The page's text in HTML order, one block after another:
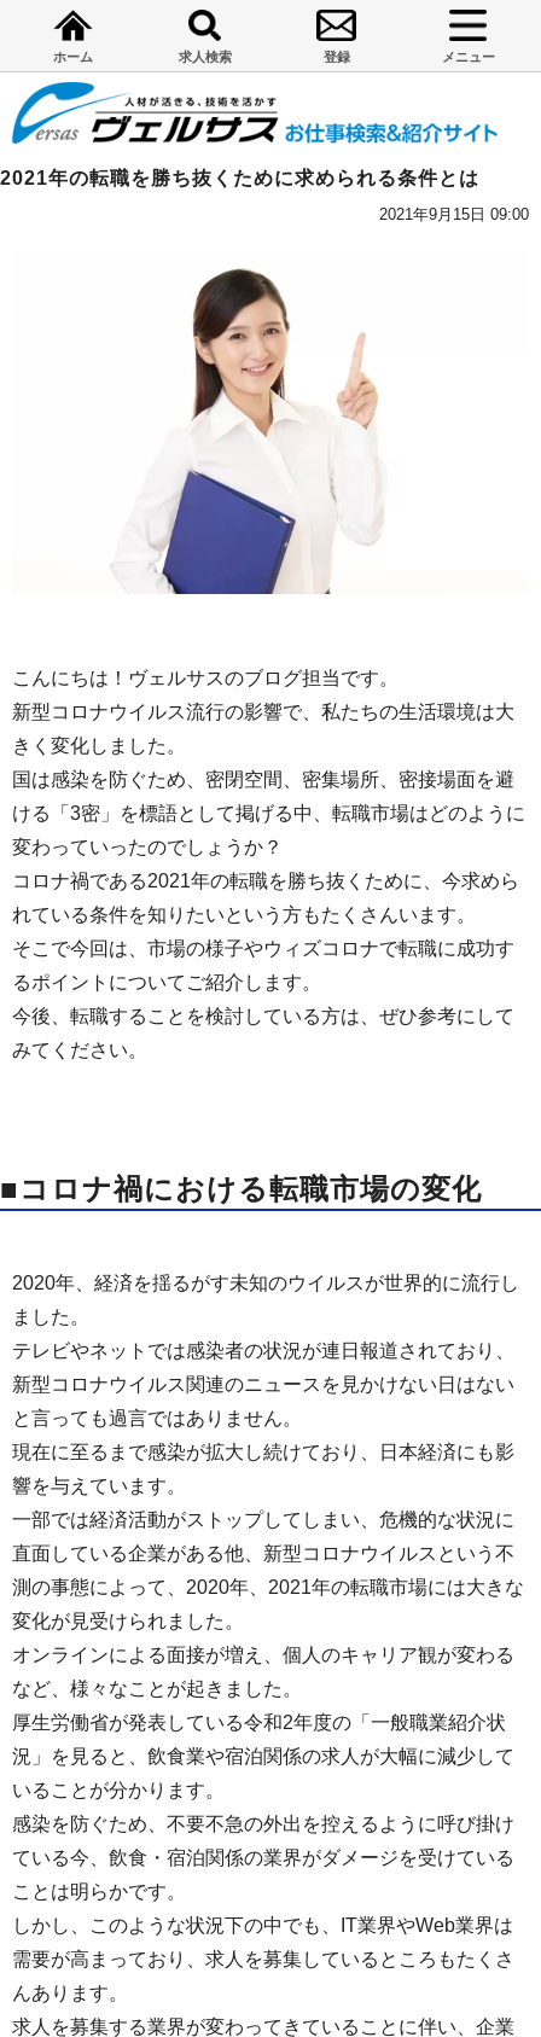
ホーム 求人検索 登録 メニュー
2021年の転職を勝ち抜くために求められる条件とは
2021年9月15日 09:00
こんにちは！ヴェルサスのブログ担当です。
新型コロナウイルス流行の影響で、私たちの生活環境は大
きく変化しました。
国は感染を防ぐため、密閉空間、密集場所、密接場面を避
ける「3密」を標語として掲げる中、転職市場はどのように
変わっていったのでしょうか？
コロナ禍である2021年の転職を勝ち抜くために、今求めら
れている条件を知りたいという方もたくさんいます。
そこで今回は、市場の様子やウィズコロナで転職に成功す
るポイントについてご紹介します。
今後、転職することを検討している方は、ぜひ参考にして
みてください。
■コロナ禍における転職市場の変化
2020年、経済を揺るがす未知のウイルスが世界的に流行し
ました。
テレビやネットでは感染者の状況が連日報道されており、
新型コロナウイルス関連のニュースを見かけない日はない
と言っても過言ではありません。
現在に至るまで感染が拡大し続けており、日本経済にも影
響を与えています。
一部では経済活動がストップしてしまい、危機的な状況に
直面している企業がある他、新型コロナウイルスという不
測の事態によって、2020年、2021年の転職市場には大きな
変化が見受けられました。
オンラインによる面接が増え、個人のキャリア観が変わる
など、様々なことが起きました。
厚生労働省が発表している令和2年度の「一般職業紹介状
況」を見ると、飲食業や宿泊関係の求人が大幅に減少して
いることが分かります。
感染を防ぐため、不要不急の外出を控えるように呼び掛け
ている今、飲食・宿泊関係の業界がダメージを受けている
ことは明らかです。
しかし、このような状況下の中でも、IT業界やWeb業界は
需要が高まっており、求人を募集しているところもたくさ
んあります。
求人を募集する業界が変わってきていることに伴い、企業